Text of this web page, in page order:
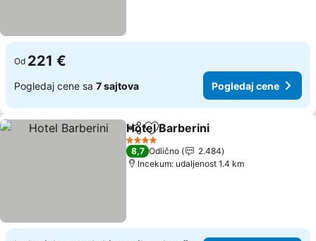
Od 221 €
Pogledaj cene sa 7 sajtova Pogledaj cene
Deli Dodati u favorite
Hotel Barberini
4 Zvezdice
8,7 Odlično
2.484
Incekum: udaljenost 1.4 km